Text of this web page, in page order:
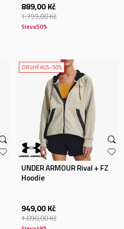
889,00 Kč
1.799,00Kč
Sleva50%
DRUHÝ KUS -50%
UNDER ARMOUR Rival + FZ
Hoodie
949,00 Kč
1.890,00Kč